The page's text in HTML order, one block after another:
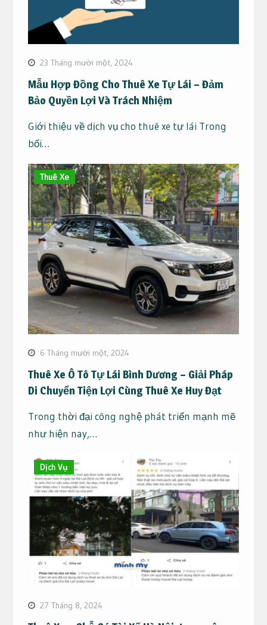
23 Tháng mười một, 2024
Mẫu Hợp Đồng Cho Thuê Xe Tự Lái – Đảm
Bảo Quyền Lợi Và Trách Nhiệm
Giới thiệu về dịch vụ cho thuê xe tự lái Trong
bối…
Thuê Xe
6 Tháng mười một, 2024
Thuê Xe Ô Tô Tự Lái Bình Dương – Giải Pháp
Di Chuyển Tiện Lợi Cùng Thuê Xe Huy Đạt
Trong thời đại công nghệ phát triển mạnh mẽ
như hiện nay,…
Dịch Vụ
27 Tháng 8, 2024